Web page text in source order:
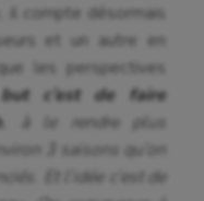
il compte désormais
et un autre en
les perspectives
c’est de faire
, à le rendre plus
3 saisons qu’on
Et l’idée c’est de